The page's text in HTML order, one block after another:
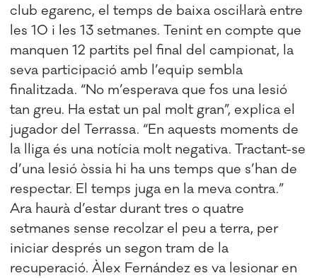
club egarenc, el temps de baixa oscil·larà entre
les 10 i les 13 setmanes. Tenint en compte que
manquen 12 partits pel final del campionat, la
seva participació amb l’equip sembla
finalitzada. “No m’esperava que fos una lesió
tan greu. Ha estat un pal molt gran”, explica el
jugador del Terrassa. “En aquests moments de
la lliga és una notícia molt negativa. Tractant-se
d’una lesió òssia hi ha uns temps que s’han de
respectar. El temps juga en la meva contra.”
Ara haurà d’estar durant tres o quatre
setmanes sense recolzar el peu a terra, per
iniciar després un segon tram de la
recuperació. Àlex Fernández es va lesionar en